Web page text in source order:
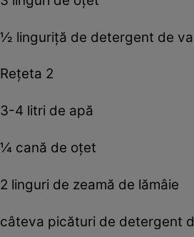
½ linguriţă de detergent de
Reţeta 2
3-4 litri de apă
¼ cană de oţet
2 linguri de zeamă de lămâie
câteva picături de detergent